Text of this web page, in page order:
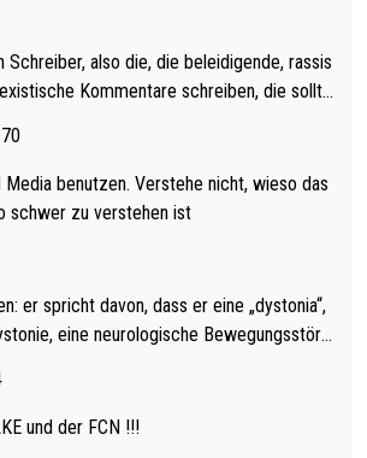
spielen. Dies war bei Archie Self letzt
musste als amtierender Weltmeister durch
glaube kaum, dass Mitchel sich das (in Ve
er doch eigentlich die PDC-WM als Zi
Schreiber, also die, die beleidigende, rassis
Kommentare schreiben, die sollte
kriegen. Nur eins wundert mich: Luke Little
derjenige, der über Social Media GvV p
Mutter schießt öfters mal gegen Ric
Media benutzen. Verstehe nicht, wieso das
schwer zu verstehen ist
er spricht davon, dass er eine „dystonia“,
eine neurologische Bewegungsstöru
dass Medikamente ihm helfen! Ich glau
sehr viele der Dartits-Fälle fälschlich psy
und der FCN !!!